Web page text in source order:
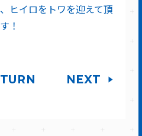
ヒイロをトワを迎えて頂
！
NEXT